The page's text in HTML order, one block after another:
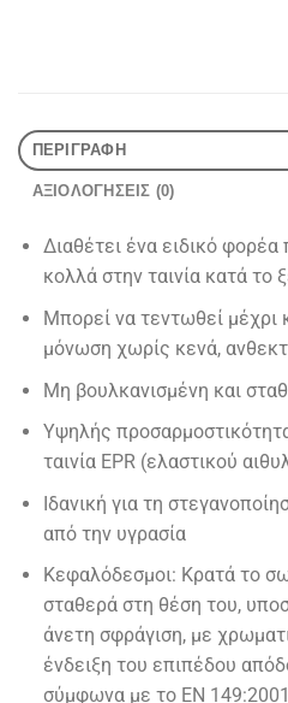
ΠΕΡΙΓΡΑΦΉ
ΑΞΙΟΛΟΓΉΣΕΙΣ (0)
Διαθέτει ένα ειδικό
κολλά στην ταινία κατά το
Μπορεί να τεντωθεί μέχρι
μόνωση χωρίς κενά,
Μη βουλκανισμένη και
Υψηλής
ταινία EPR (ελαστικού
Ιδανική για τη
από την υγρασία
Κεφαλόδεσμοι: Κρατά το
σταθερά στη θέση του,
άνετη σφράγιση, με
ένδειξη του επιπέδου
σύμφωνα με το EN